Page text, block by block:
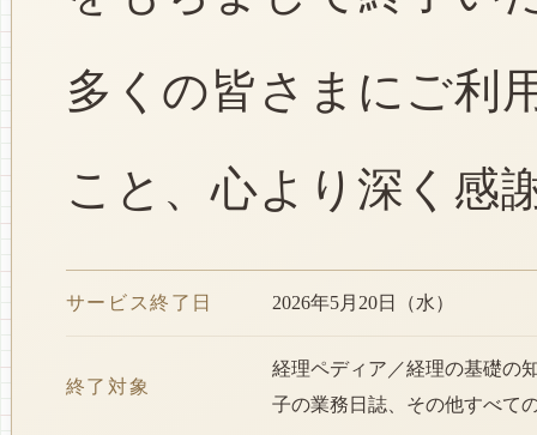
多くの皆さまにご利
こと、心より深く感
サービス終了日 2026年5月20日（水）
終了対象
経理ペディア／経理の基礎の
子の業務日誌、その他すべて